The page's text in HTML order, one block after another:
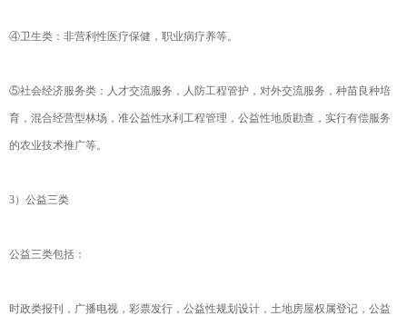
④卫生类：非营利性医疗保健，职业病疗养等。
⑤社会经济服务类：人才交流服务，人防工程管护，对外交流服务，种苗良种培
育，混合经营型林场，准公益性水利工程管理，公益性地质勘查，实行有偿服务
的农业技术推广等。
3）公益三类
公益三类包括：
时政类报刊，广播电视，彩票发行，公益性规划设计，土地房屋权属登记，公益